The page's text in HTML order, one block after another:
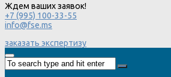
Ждем ваших заявок!
+7 (995) 100-33-55
info@fse.ms
заказать экспертизу